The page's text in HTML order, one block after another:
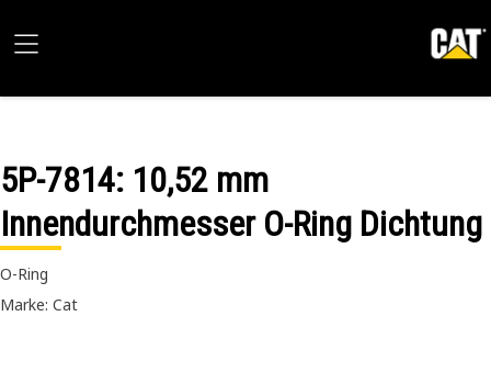
5P-7814: 10,52 mm
Innendurchmesser O-Ring Dichtung
O-Ring
Marke: Cat